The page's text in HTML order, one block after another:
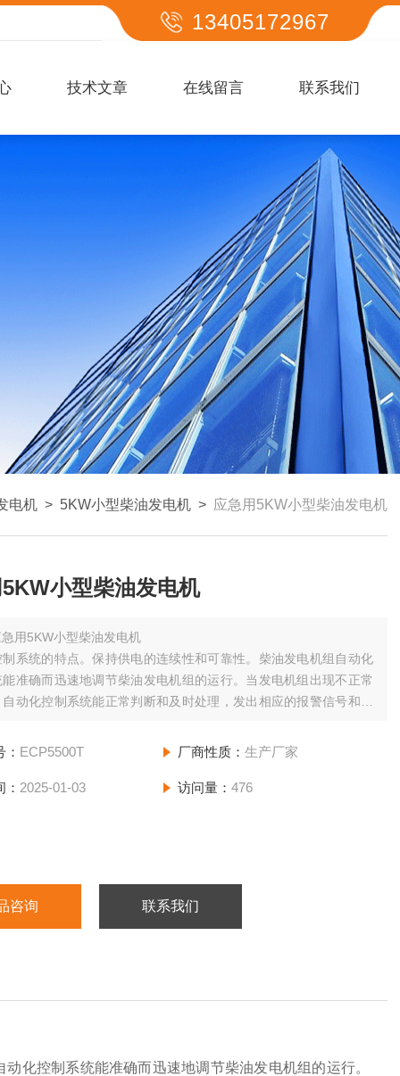
13405172967
技术文章 在线留言 联系我们
电机 > 5KW小型柴油发电机 > 应急用5KW小型柴油发电机
小型柴油发电机
用5KW小型柴油发电机
系统的特点。保持供电的连续性和可靠性。柴油发电机组自动化
准确而迅速地调节柴油发电机组的运行。当发电机组出现不正常
动化控制系统能正常判断和及时处理，发出相应的报警信号和紧
，保证供电的连续性。
ECP5500T 厂商性质： 生产厂家
2025-01-03 访问量： 476
咨询 联系我们
化控制系统能准确而迅速地调节柴油发电机组的运行。